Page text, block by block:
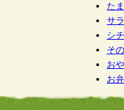
た
サ
シ
そ
お
お